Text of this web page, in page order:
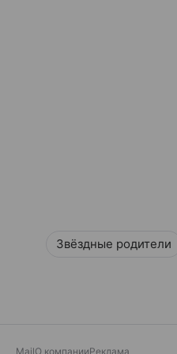
Звёздные родители
MailО компанииРеклама